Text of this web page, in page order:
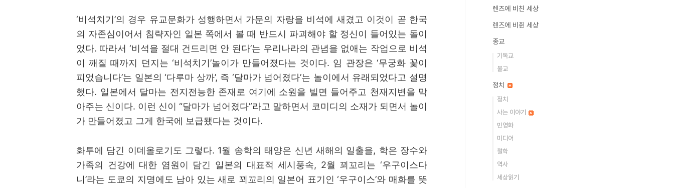
‘비석치기’의 경우 유교문화가 성행하면서 가문의 자랑을 비석에 새겼고 이것이 곧 한국
의 자존심이어서 침략자인 일본 쪽에서 볼 때 반드시 파괴해야 할 정신이 들어있는 돌이
었다. 따라서 ‘비석을 절대 건드리면 안 된다’는 우리나라의 관념을 없애는 작업으로 비석
이 깨질 때까지 던지는 ‘비석치기’놀이가 만들어졌다는 것이다. 임 관장은 ‘무궁화 꽃이
피었습니다’는 일본의‘다루마 상까’, 즉 ‘달마가 넘어졌다’는 놀이에서 유래되었다고 설명
했다. 일본에서 달마는 전지전능한 존재로 여기에 소원을 빌면 들어주고 천재지변을 막
아주는 신이다. 이런 신이“달마가 넘어졌다”라고 말하면서 코미디의 소재가 되면서 놀이
가 만들어졌고 그게 한국에 보급됐다는 것이다.
화투에 담긴 이데올로기도 그렇다. 1월 송학의 태양은 신년 새해의 일출을, 학은 장수와
가족의 건강에 대한 염원이 담긴 일본의 대표적 세시풍속, 2월 꾀꼬리는‘우구이스다
니’라는 도쿄의 지명에도 남아 있는 새로 꾀꼬리의 일본어 표기인‘우구이스’와 매화를 뜻
렌즈에 비친 세상
렌즈에 비췬 세상
종교
기독교
불교
정치
정치
사는 이야기
민영화
미디어
철학
역사
세상읽기